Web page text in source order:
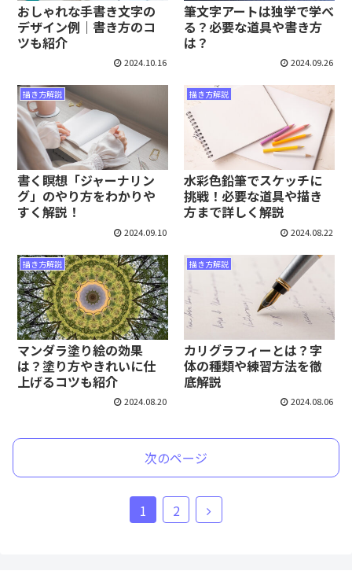
おしゃれな手書き文字の
デザイン例｜書き方のコ
ツも紹介
2024.10.16
筆文字アートは独学で学べ
る？必要な道具や書き方
は？
2024.09.26
描き方解説
書く瞑想「ジャーナリン
グ」のやり方をわかりや
すく解説！
2024.09.10
描き方解説
水彩色鉛筆でスケッチに
挑戦！必要な道具や描き
方まで詳しく解説
2024.08.22
描き方解説
マンダラ塗り絵の効果
は？塗り方やきれいに仕
上げるコツも紹介
2024.08.20
描き方解説
カリグラフィーとは？字
体の種類や練習方法を徹
底解説
2024.08.06
次のページ
1 2
次